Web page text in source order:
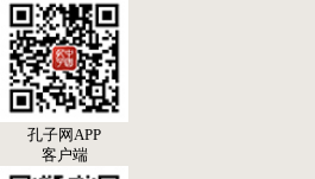
孔子网APP
客户端